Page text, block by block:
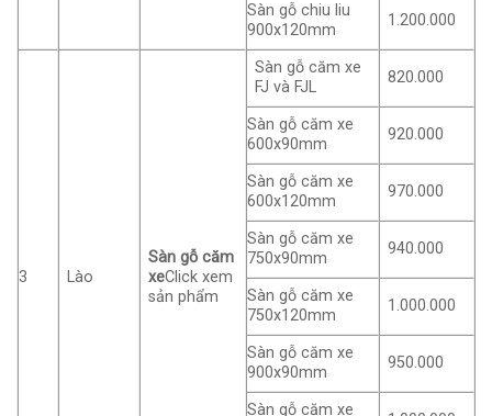
Sàn gỗ chiu liu
900x120mm
1.200.000
3 Lào
Sàn gỗ căm
xeClick xem
sản phẩm
Sàn gỗ căm xe
FJ và FJL
820.000
Sàn gỗ căm xe
600x90mm
920.000
Sàn gỗ căm xe
600x120mm
970.000
Sàn gỗ căm xe
750x90mm
940.000
Sàn gỗ căm xe
750x120mm
1.000.000
Sàn gỗ căm xe
900x90mm
950.000
Sàn gỗ căm xe